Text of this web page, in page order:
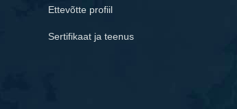
Ettevõtte profiil
Sertifikaat ja teenus